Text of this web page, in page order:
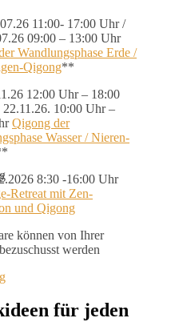
11:00- 17:00 Uhr /
09:00 – 13:00 Uhr
Wandlungsphase Erde /
Qigong**
12:00 Uhr – 18:00
10:00 Uhr –
Qigong der
Wasser / Nieren-
8:30 -16:00 Uhr
Retreat mit Zen-
und Qigong
können von Ihrer
werden
für jeden